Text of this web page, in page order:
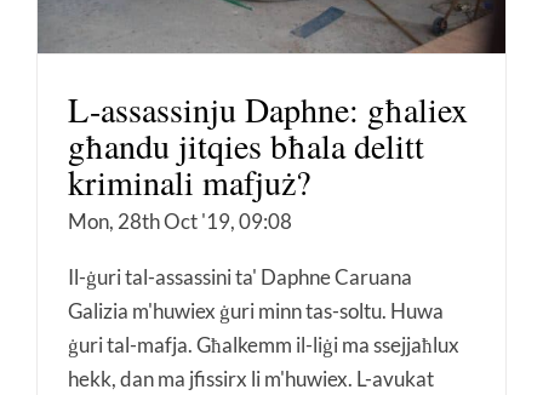
L-assassinju Daphne: għaliex
għandu jitqies bħala delitt
kriminali mafjuż?
Mon, 28th Oct '19, 09:08
Il-ġuri tal-assassini ta' Daphne Caruana
Galizia m'huwiex ġuri minn tas-soltu. Huwa
ġuri tal-mafja. Għalkemm il-liġi ma ssejjaħlux
hekk, dan ma jfissirx li m'huwiex. L-avukat